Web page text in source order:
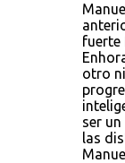
fuerte
otro
ser
las